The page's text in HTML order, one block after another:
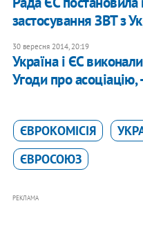
застосування ЗВТ з
30 вересня 2014, 20:19
Україна і ЄС
Угоди про
ЄВРОКОМІСІЯ
ЄВРОСОЮЗ
РЕКЛАМА